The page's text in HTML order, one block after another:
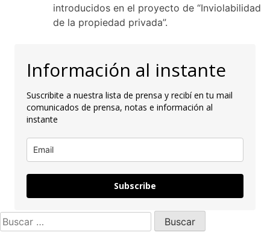
introducidos en el proyecto de “Inviolabilidad
de la propiedad privada”.
Información al instante
Suscribite a nuestra lista de prensa y recibí en tu mail
comunicados de prensa, notas e información al
instante
Subscribe